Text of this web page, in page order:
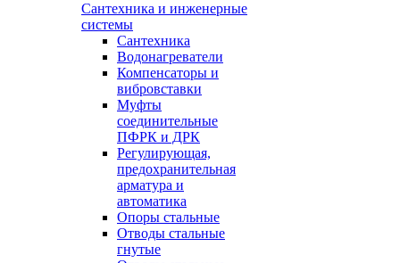
Сантехника и инженерные
системы
Сантехника
Водонагреватели
Компенсаторы и
вибровставки
Муфты
соединительные
ПФРК и ДРК
Регулирующая,
предохранительная
арматура и
автоматика
Опоры стальные
Отводы стальные
гнутые